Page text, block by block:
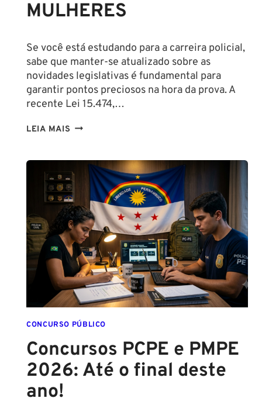
MULHERES
Se você está estudando para a carreira policial,
sabe que manter-se atualizado sobre as
novidades legislativas é fundamental para
garantir pontos preciosos na hora da prova. A
recente Lei 15.474,…
LEIA MAIS LIBERAÇÃO
DE
PIMENTA
PARA
MULHERES
CONCURSO PÚBLICO
Concursos PCPE e PMPE
2026: Até o final deste
ano!